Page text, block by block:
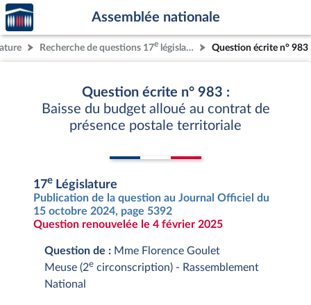
Aller au contenu
Aller en bas de la page
Accèder
à la
page
d'accueil
Assemblée nationale
Recherche de questions 17e législature Question écrite n° 983
Question écrite n° 983 :
Baisse du budget alloué au contrat de
présence postale territoriale
17e Législature
Publication de la question au Journal Officiel du
15 octobre 2024, page 5392
Question renouvelée le 4 février 2025
Question de : Mme Florence Goulet
Meuse (2e circonscription) - Rassemblement
National